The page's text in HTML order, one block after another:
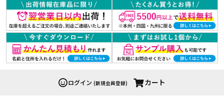
ログイン (新規会員登録) カート